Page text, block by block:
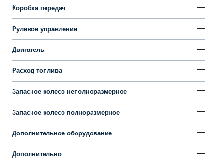
Коробка передач
Рулевое управление
Двигатель
Расход топлива
Запасное колесо неполноразмерное
Запасное колесо полноразмерное
Дополнительное оборудование
Дополнительно